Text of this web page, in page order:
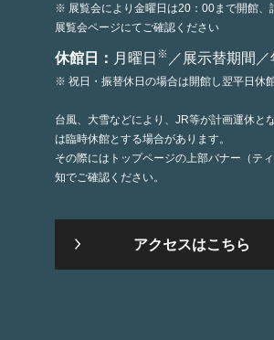
※ 展覧会により金曜日は20：00まで開館、
展覧会ページにてご確認ください
休館日： 月曜日 ※ ／展示替期間
※ 祝日・振替休日の場合は開館し翌平日休
台風、大雪などにより、JR等が計画運休と
は臨時休館とする場合があります。
その際にはトップページの上部バナー（テ
知でご確認ください。
アクセスはこちら